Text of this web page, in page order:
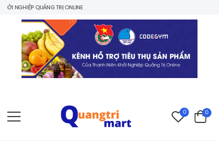
NGHIỆP QUẢNG TRỊ ONLINE
0 0